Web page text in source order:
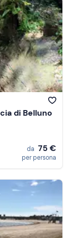
di Belluno
da 75 €
per persona